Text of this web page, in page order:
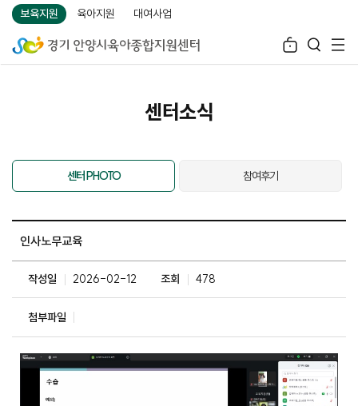
보육지원 육아지원 대여사업
센터소식
센터 PHOTO 참여후기
인사노무교육
작성일 2026-02-12 조회 478
첨부파일